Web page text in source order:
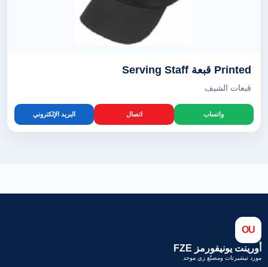
Printed قبعة Serving Staff
قبعات الشيف
واتساب اتصال البريد الإلكتروني
OU
أورينت يونيفورمز FZE
مورد تيشيرتات ومصنّع زي موحد